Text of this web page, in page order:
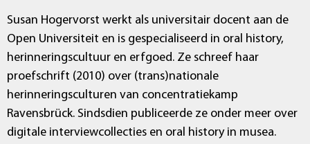
Susan Hogervorst werkt als universitair docent aan de
Open Universiteit en is gespecialiseerd in oral history,
herinneringscultuur en erfgoed. Ze schreef haar
proefschrift (2010) over (trans)nationale
herinneringsculturen van concentratiekamp
Ravensbrück. Sindsdien publiceerde ze onder meer over
digitale interviewcollecties en oral history in musea.